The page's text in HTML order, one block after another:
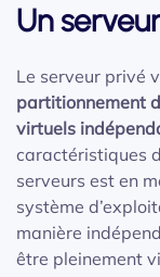
Un
Le serveur privé
partitionnement
virtuels
caractéristiques
serveurs est en
système
manière
être pleinement